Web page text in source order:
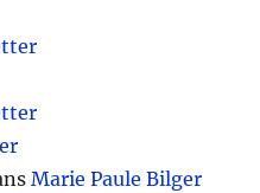
Marie Paule Bilger